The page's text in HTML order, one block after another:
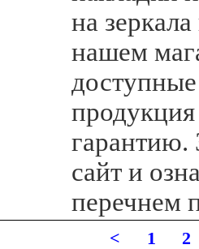
на
нашем
гарантию.
сайт и
перечнем
< 1 2